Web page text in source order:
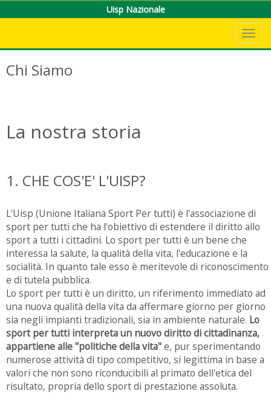
Uisp Nazionale
Chi Siamo
La nostra storia
1. CHE COS'E' L'UISP?
L'Uisp (Unione Italiana Sport Per tutti) è l'associazione di
sport per tutti che ha l'obiettivo di estendere il diritto allo
sport a tutti i cittadini. Lo sport per tutti è un bene che
interessa la salute, la qualità della vita, l'educazione e la
socialità. In quanto tale esso è meritevole di riconoscimento
e di tutela pubblica.
Lo sport per tutti è un diritto, un riferimento immediato ad
una nuova qualità della vita da affermare giorno per giorno
sia negli impianti tradizionali, sia in ambiente naturale. Lo
sport per tutti interpreta un nuovo diritto di cittadinanza,
appartiene alle "politiche della vita"e, pur sperimentando
numerose attività di tipo competitivo, si legittima in base a
valori che non sono riconducibili al primato dell'etica del
risultato, propria dello sport di prestazione assoluta.